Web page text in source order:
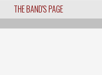
THE BAND'S PAGE